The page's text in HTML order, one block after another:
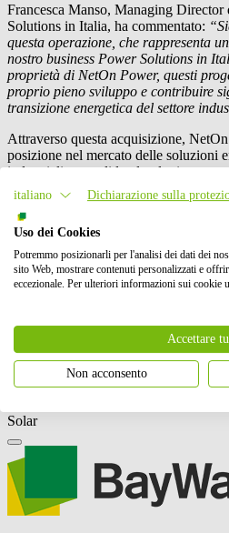
Francesca Manso, Managing Director
Solutions in Italia, ha commentato:
questa operazione, che rappresenta
nostro business Power Solutions in
proprietà di NetOn Power, questi
proprio pieno sviluppo e contribuire
transizione energetica del settore
Attraverso questa acquisizione,
posizione nel mercato delle soluzioni
industriali, consolidando
nell’accelerare il processo di
industriale italiano.
Alberto Martin Rivals, CEO di NetOn
Country manager per l’Italia hanno
rappresenta un’eccellente
onsite. Rafforza ulteriormente il
impianti fotovoltaici per
Spagna nei prossimi cinque anni.”
Tecnologie
Solar
italiano Dichiarazione sulla
Uso dei Cookies
Potremmo posizionarli per l'analisi dei dati dei
sito Web, mostrare contenuti personalizzati e
eccezionale. Per ulteriori informazioni sui cookie
Accettare
Non acconsento